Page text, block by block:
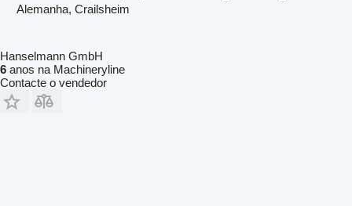
Alemanha, Crailsheim
Hanselmann GmbH
6 anos na Machineryline
Contacte o vendedor